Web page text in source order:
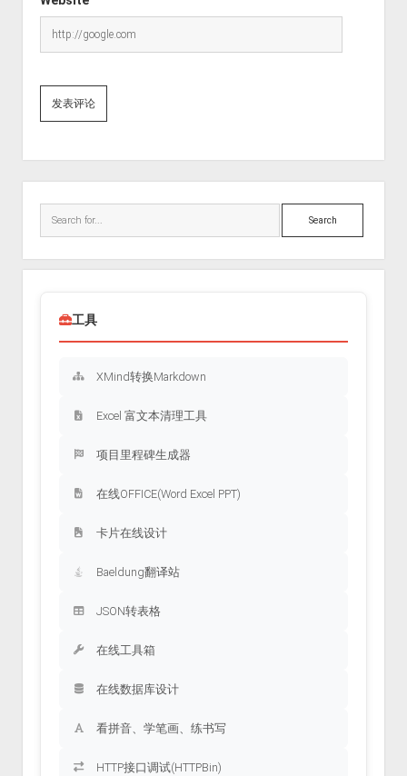
Search
工具
XMind转换Markdown
Excel 富文本清理工具
项目里程碑生成器
在线OFFICE(Word Excel PPT)
卡片在线设计
Baeldung翻译站
JSON转表格
在线工具箱
在线数据库设计
看拼音、学笔画、练书写
HTTP接口调试(HTTPBin)